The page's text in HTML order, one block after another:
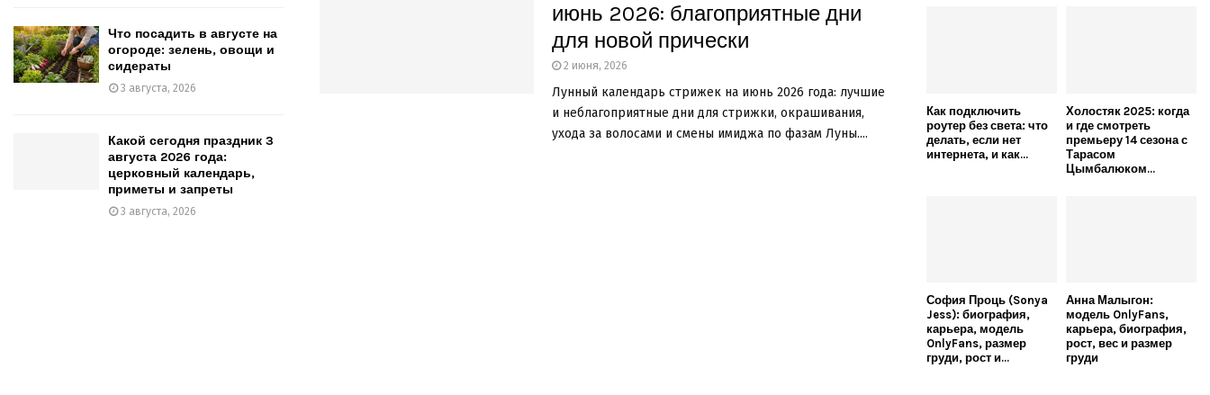
июнь 2026: благоприятные дни
для новой прически
2 июня, 2026
Лунный календарь стрижек на июнь 2026 года: лучшие
и неблагоприятные дни для стрижки, окрашивания,
ухода за волосами и смены имиджа по фазам Луны....
Что посадить в августе на
огороде: зелень, овощи и
сидераты
3 августа, 2026
Какой сегодня праздник 3
августа 2026 года:
церковный календарь,
приметы и запреты
3 августа, 2026
Как подключить
роутер без света: что
делать, если нет
интернета, и как...
Холостяк 2025: когда
и где смотреть
премьеру 14 сезона с
Тарасом
Цымбалюком...
София Проць (Sonya
Jess): биография,
карьера, модель
OnlyFans, размер
груди, рост и...
Анна Малыгон:
модель OnlyFans,
карьера, биография,
рост, вес и размер
груди